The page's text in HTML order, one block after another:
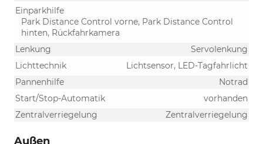
Einparkhilfe
Park Distance Control vorne, Park Distance Control
hinten, Rückfahrkamera
Lenkung
Servolenkung
Lichttechnik
Lichtsensor, LED-Tagfahrlicht
Pannenhilfe
Notrad
Start/Stop-Automatik
vorhanden
Zentralverriegelung
Zentralverriegelung
Außen